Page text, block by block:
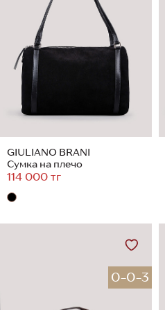
GIULIANO BRANI
Сумка на плечо
114 000 тг
0-0-3